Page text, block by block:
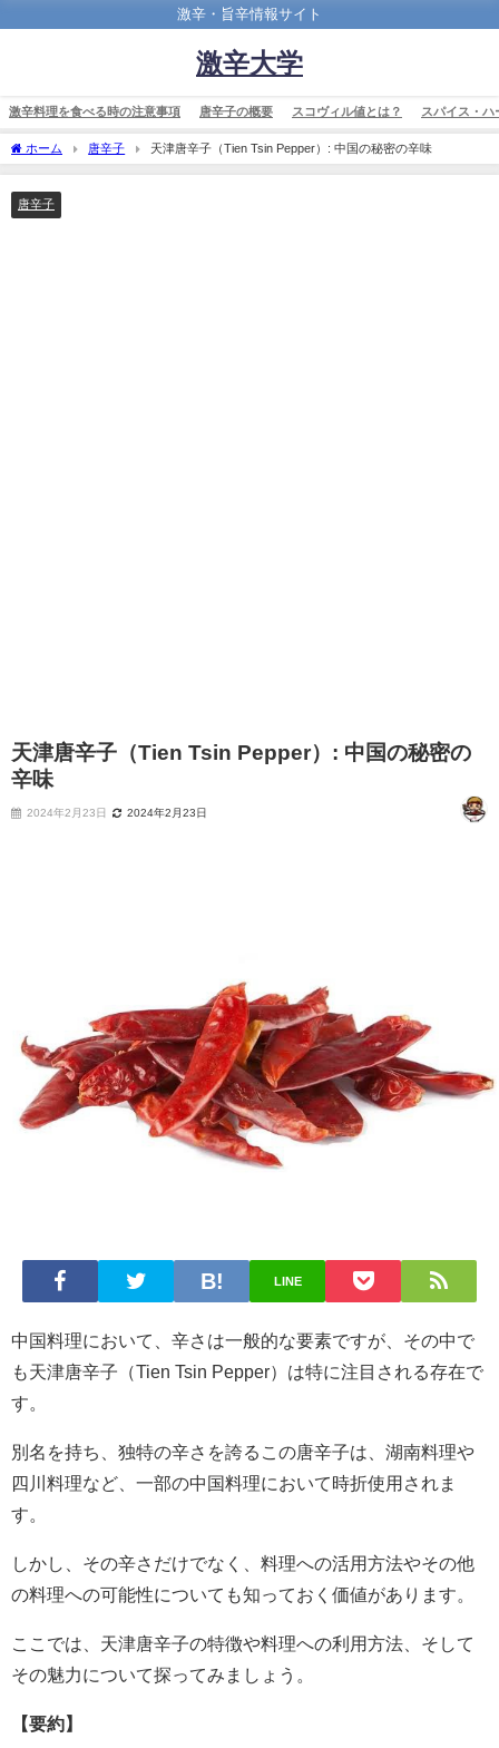
激辛・旨辛情報サイト
激辛大学
激辛料理を食べる時の注意事項 唐辛子の概要 スコヴィル値とは？ スパイス・ハ
ホーム 唐辛子 天津唐辛子（Tien Tsin Pepper）: 中国の秘密の辛味
唐辛子
天津唐辛子（Tien Tsin Pepper）: 中国の秘密の
辛味
2024年2月23日 2024年2月23日
LINE
中国料理において、辛さは一般的な要素ですが、その中で
も天津唐辛子（Tien Tsin Pepper）は特に注目される存在で
す。
別名を持ち、独特の辛さを誇るこの唐辛子は、湖南料理や
四川料理など、一部の中国料理において時折使用されま
す。
しかし、その辛さだけでなく、料理への活用方法やその他
の料理への可能性についても知っておく価値があります。
ここでは、天津唐辛子の特徴や料理への利用方法、そして
その魅力について探ってみましょう。
【要約】